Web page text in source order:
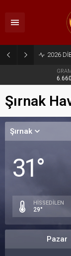
2026
Şırnak
Şırnak
31°
HİSSEDİLEN
29°
Pazar